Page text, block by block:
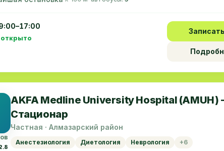
открыто
AKFA Medline University Hospital (AMUH) -
Стационар
Частная · Алмазарский район
Анестезиология Диетология Неврология +6